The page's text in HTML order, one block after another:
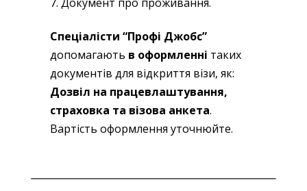
Спеціалісти “Профі Джобс”
допомагають в оформленні таких
документів для відкриття візи, як:
Дозвіл на працевлаштування,
страховка та візова анкета.
Вартість оформлення уточнюйте.